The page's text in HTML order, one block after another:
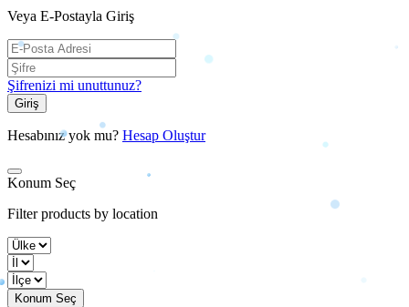
Veya E-Postayla Giriş
Şifrenizi mi unuttunuz?
Giriş
Hesabınız yok mu? Hesap Oluştur
Konum Seç
Filter products by location
Konum Seç